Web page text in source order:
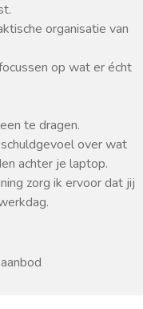
organisatie van
op wat er écht
te dragen.
over wat
achter je laptop.
zorg ik ervoor dat jij